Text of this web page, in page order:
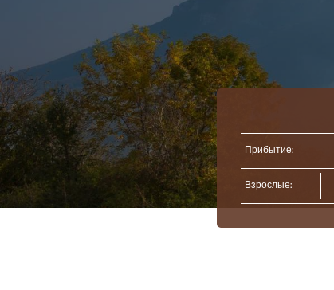
Прибытие:
Взрослые: